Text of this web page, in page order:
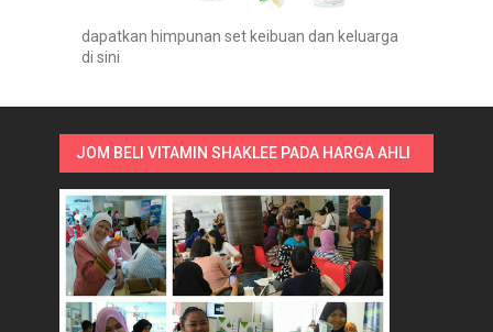
dapatkan himpunan set keibuan dan keluarga
di sini
JOM BELI VITAMIN SHAKLEE PADA HARGA AHLI